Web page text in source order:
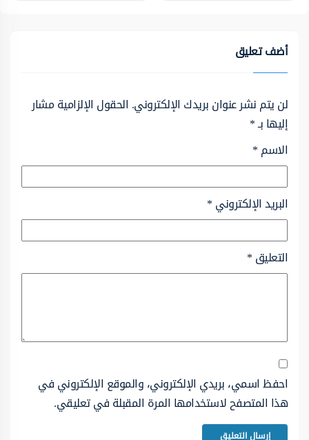
أضف تعليق
لن يتم نشر عنوان بريدك الإلكتروني. الحقول الإلزامية مشار
إليها بـ*
الاسم*
البريد الإلكتروني*
التعليق*
احفظ اسمي، بريدي الإلكتروني، والموقع الإلكتروني في
هذا المتصفح لاستخدامها المرة المقبلة في تعليقي.